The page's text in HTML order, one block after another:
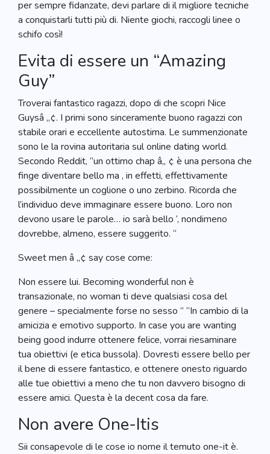
per sempre fidanzate, devi parlare di il migliore tecniche
a conquistarli tutti più di. Niente giochi, raccogli linee o
schifo così!
Evita di essere un “Amazing
Guy”
Troverai fantastico ragazzi, dopo di che scopri Nice
Guysâ „¢. I primi sono sinceramente buono ragazzi con
stabile orari e eccellente autostima. Le summenzionate
sono le la rovina autoritaria sul online dating world.
Secondo Reddit, “un ottimo chap â„ ¢ è una persona che
finge diventare bello ma , in effetti, effettivamente
possibilmente un coglione o uno zerbino. Ricorda che
l’individuo deve immaginare essere buono. Loro non
devono usare le parole… io sarà bello ‘, nondimeno
dovrebbe, almeno, essere suggerito. “
Sweet men â „¢ say cose come:
Non essere lui. Becoming wonderful non è
transazionale, no woman ti deve qualsiasi cosa del
genere – specialmente forse no sesso ” “In cambio di la
amicizia e emotivo supporto. In case you are wanting
being good indurre ottenere felice, vorrai riesaminare
tua obiettivi (e etica bussola). Dovresti essere bello per
il bene di essere fantastico, e ottenere onesto riguardo
alle tue obiettivi a meno che tu non davvero bisogno di
essere amici. Questa è la decent cosa da fare.
Non avere One-Itis
Sii consapevole di le cose io nome il temuto one-it è.